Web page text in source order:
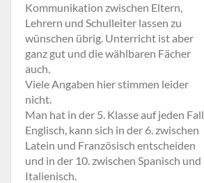
Kommunikation zwischen Eltern,
Lehrern und Schulleiter lassen zu
wünschen übrig. Unterricht ist aber
ganz gut und die wählbaren Fächer
auch.
Viele Angaben hier stimmen leider
nicht.
Man hat in der 5. Klasse auf jeden Fall
Englisch, kann sich in der 6. zwischen
Latein und Französisch entscheiden
und in der 10. zwischen Spanisch und
Italienisch.